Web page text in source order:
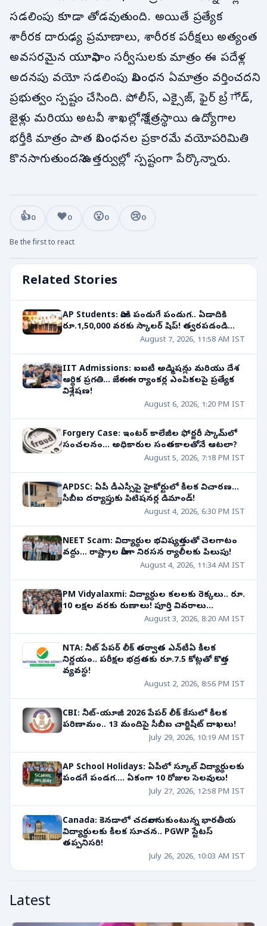
సడలింపు కూడా తోడవుతుంది. అయితే ప్రత్యేక
శారీరక దారుఢ్య ప్రమాణాలు, శారీరక పరీక్షలు అత్యంత
అవసరమైన యూనిఫాం సర్వీసులకు మాత్రం ఈ పదేళ్ల
అదనపు వయో సడలింపు నిబంధన ఏమాత్రం వర్తించదని
ప్రభుత్వం స్పష్టం చేసింది. పోలీస్, ఎక్సైజ్, ఫైర్ బ్రಿಗేడ్,
జైళ్లు మరియు అటవీ శాఖల్లోని క్షేత్రస్థాయి ఉద్యోగాల
భర్తీకి మాత్రం పాత నిబంధనల ప్రకారమే వయోపరిమితి
కొనసాగుతుందని ఉత్తర్వుల్లో స్పష్టంగా పేర్కొన్నారు.
Related Stories
AP Students: వారికి పండుగే పండుగ.. ఏడాదికి
రూ.1,50,000 వరకు స్కాలర్ షిప్! త్వరపడండి...
August 7, 2026, 11:58 AM IST
IIT Admissions: ఐఐటీ అడ్మిషన్లు మరియు దేశ
ఆర్థిక ప్రగతి... జేఈఈ ర్యాంకర్ల ఎంపికలపై ప్రత్యేక
విశ్లేషణ!
August 6, 2026, 1:20 PM IST
Forgery Case: ఇంటర్ కాలేజీల ఫోర్జరీ స్కామ్‌లో
సంచలనం... అధికారుల సంతకాలతోనే ఆటలా?
August 5, 2026, 7:18 PM IST
APDSC: ఏపీ డీఎస్సీపై హైకోర్టులో కీలక విచారణ...
సీబీఐ దర్యాప్తుకు పిటిషనర్ల డిమాండ్!
August 4, 2026, 6:30 PM IST
NEET Scam: విద్యార్థుల భవిష్యత్తుతో చెలగాటం
వద్దు... రాష్ట్రాల వారీగా నిరసన ర్యాలీలకు పిలుపు!
August 4, 2026, 11:34 AM IST
PM Vidyalaxmi: విద్యార్థుల కలలకు రెక్కలు.. రూ.
10 లక్షల వరకు రుణాలు! పూర్తి వివరాలు...
August 3, 2026, 8:20 AM IST
NTA: నీట్ పేపర్ లీక్ తర్వాత ఎన్‌టీఏ కీలక
నిర్ణయం.. పరీక్షల భద్రతకు రూ.7.5 కోట్లతో కొత్త
వ్యవస్థ!
August 2, 2026, 8:56 PM IST
CBI: నీట్-యూజీ 2026 పేపర్ లీక్ కేసులో కీలక
పరిణామం.. 13 మందిపై సీబీఐ చార్జిషీట్ దాఖలు!
July 29, 2026, 10:19 AM IST
AP School Holidays: ఏపీలో స్కూల్ విద్యార్థులకు
పండగే పండగ.... ఏకంగా 10 రోజుల సెలవులు!
July 27, 2026, 12:58 PM IST
Canada: కెనడాలో చదవాలనుకుంటున్న భారతీయ
విద్యార్థులకు కీలక సూచన.. PGWP స్టేటస్
తప్పనిసరి!
July 26, 2026, 10:03 AM IST
👍0 ❤️0 😮0 😢0
Be the first to react
Latest